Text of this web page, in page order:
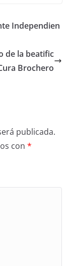
Independien
de la beatific
Brochero
publicada.
con *